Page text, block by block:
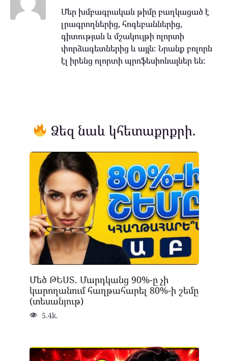
Մեր խմբագրական թիմը բաղկացած է
լրագրողներից, հոգեբաններից,
գիտության և մշակույթի ոլորտի
փորձագետներից և այլն: Նրանք բոլորն
էլ իրենց ոլորտի պրոֆեսիոնալներ են:
Ձեզ նաև կհետաքրքրի.
Մեծ ԹԵՍՏ. Մարդկանց 90%-ը չի
կարողանում հաղթահարել 80%-ի շեմը
(տեսանյութ)
5.4k.